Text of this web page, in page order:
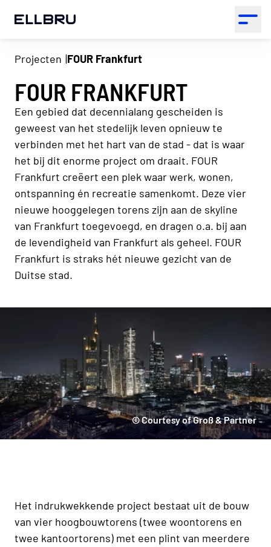
ELLBRU Open
Projecten FOUR Frankfurt
FOUR FRANKFURT
Een gebied dat decennialang gescheiden is
geweest van het stedelijk leven opnieuw te
verbinden met het hart van de stad - dat is waar
het bij dit enorme project om draait. FOUR
Frankfurt creëert een plek waar werk, wonen,
ontspanning én recreatie samenkomt. Deze vier
nieuwe hooggelegen torens zijn aan de skyline
van Frankfurt toegevoegd, en dragen o.a. bij aan
de levendigheid van Frankfurt als geheel. FOUR
Frankfurt is straks hét nieuwe gezicht van de
Duitse stad.
© Courtesy of Groß & Partner
Het indrukwekkende project bestaat uit de bouw
van vier hoogbouwtorens (twee woontorens en
twee kantoortorens) met een plint van meerdere